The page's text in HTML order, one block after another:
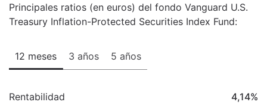
Principales ratios (en euros) del fondo Vanguard U.S.
Treasury Inflation-Protected Securities Index Fund:
12 meses 3 años 5 años
Rentabilidad 4,14%